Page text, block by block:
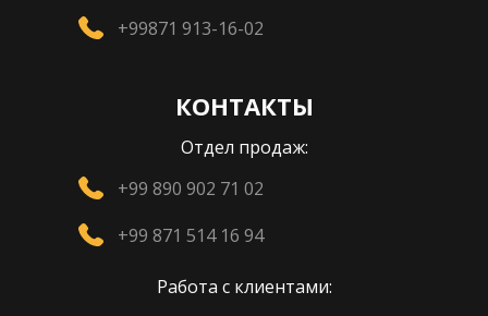
+99871 913-16-02
КОНТАКТЫ
Отдел продаж:
+99 890 902 71 02
+99 871 514 16 94
Работа с клиентами: